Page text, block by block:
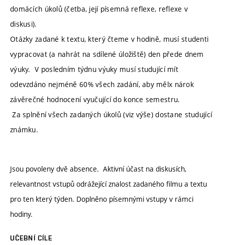
domácích úkolů (četba, její písemná reflexe, reflexe v
diskusi).
Otázky zadané k textu, který čteme v hodině, musí studenti
vypracovat (a nahrát na sdílené úložiště) den přede dnem
výuky. V posledním týdnu výuky musí studující mít
odevzdáno nejméně 60% všech zadání, aby mělx nárok
závěrečné hodnocení vyučující do konce semestru.
Za splnění všech zadaných úkolů (viz výše) dostane studující
známku.
Jsou povoleny dvě absence. Aktivní účast na diskusích,
relevantnost vstupů odrážející znalost zadaného filmu a textu
pro ten který týden. Doplněno písemnými vstupy v rámci
hodiny.
UČEBNÍ CÍLE